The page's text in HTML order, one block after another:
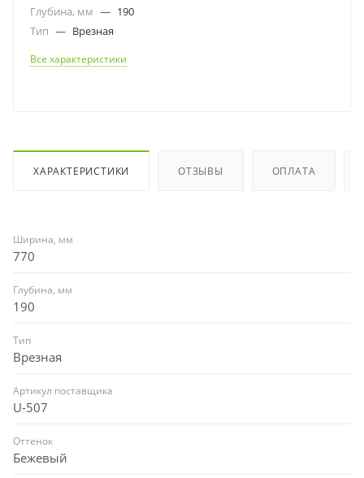
Глубина, мм — 190
Тип — Врезная
Все характеристики
ХАРАКТЕРИСТИКИ ОТЗЫВЫ ОПЛАТА
Ширина, мм
770
Глубина, мм
190
Тип
Врезная
Артикул поставщика
U-507
Оттенок
Бежевый